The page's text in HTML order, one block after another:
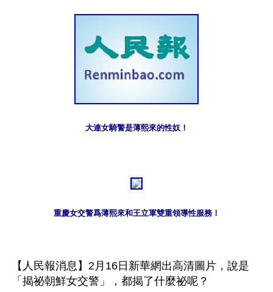
大連女騎警是薄熙來的性奴！
重慶女交警爲薄熙來和王立軍雙重領導性服務！
【人民報消息】2月16日新華網出高清圖片，說是
「揭祕朝鮮女交警」，都揭了什麼祕呢？